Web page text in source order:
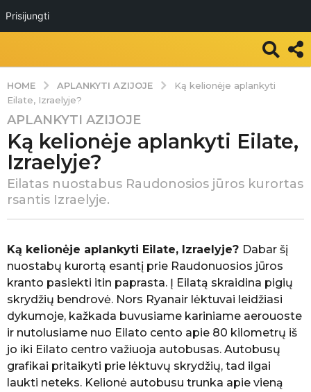
Prisijungti
HOME APLANKYTI AZIJOJE
Ką kelionėje aplankyti
Eilate, Izraelyje?
7
m
a
g
o
.
a
g
o
APLANKYTI AZIJOJE
Ką kelionėje aplankyti Eilate,
Izraelyje?
Eilatas nuostabus Raudonosios jūros kurortas
rsantis Izraelyje.
a
k
e
l
b
K
e
l
i
Ką kelionėje aplankyti Eilate, Izraelyje? Dabar šį
nuostabų kurortą esantį prie Raudonuosios jūros
kranto pasiekti itin paprasta. Į Eilatą skraidina pigių
skrydžių bendrovė. Nors Ryanair lėktuvai leidžiasi
dykumoje, kažkada buvusiame kariniame aerouoste
ir nutolusiame nuo Eilato cento apie 80 kilometrų iš
jo iki Eilato centro važiuoja autobusas. Autobusų
grafikai pritaikyti prie lėktuvų skrydžių, tad ilgai
laukti neteks. Kelionė autobusu trunka apie vieną